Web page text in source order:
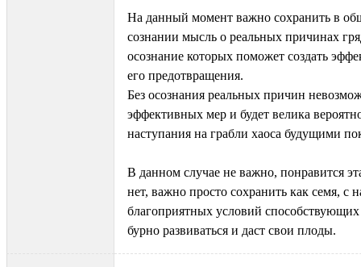
На данный момент важно сохранить в
сознании мысль о реальных причинах
осознание которых поможет создать
его предотвращения.
Без осознания реальных причин
эффективных мер и будет велика
наступания на грабли хаоса будущими
В данном случае не важно, понравится
нет, важно просто сохранить как семя, с
благоприятных условий способствующих
бурно развиваться и даст свои плоды.